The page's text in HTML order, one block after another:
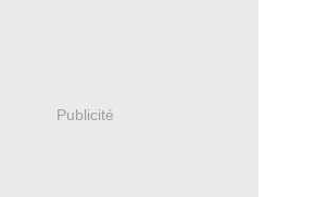
Publicité